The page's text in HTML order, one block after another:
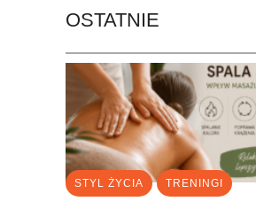
OSTATNIE
STYL ŻYCIA TRENINGI